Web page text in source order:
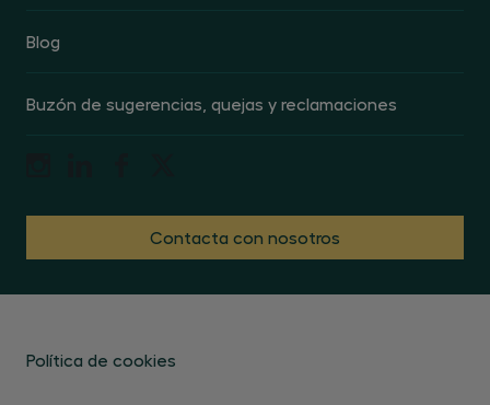
Blog
Buzón de sugerencias, quejas y reclamaciones
Contacta con nosotros
Política de cookies